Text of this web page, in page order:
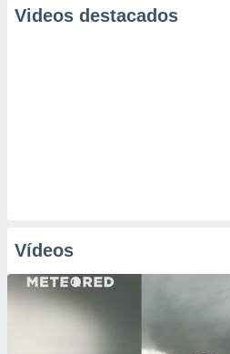
Videos destacados
Vídeos